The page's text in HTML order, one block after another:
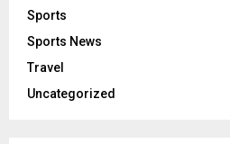
Sports
Sports News
Travel
Uncategorized